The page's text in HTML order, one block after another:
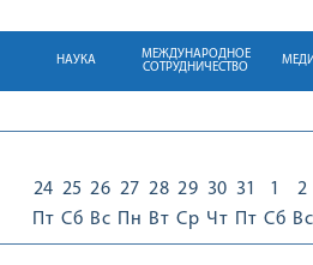
НАУКА
МЕЖДУНАРОДНОЕ
СОТРУДНИЧЕСТВО
24
Пт
25
Сб
26
Вс
27
Пн
28
Вт
29
Ср
30
Чт
31
Пт
1
Сб
2
Вс